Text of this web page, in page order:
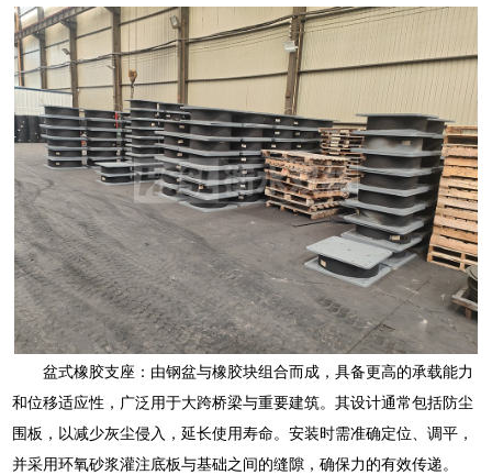
盆式橡胶支座：由钢盆与橡胶块组合而成，具备更高的承载能力
和位移适应性，广泛用于大跨桥梁与重要建筑。其设计通常包括防尘
围板，以减少灰尘侵入，延长使用寿命。安装时需准确定位、调平，
并采用环氧砂浆灌注底板与基础之间的缝隙，确保力的有效传递。